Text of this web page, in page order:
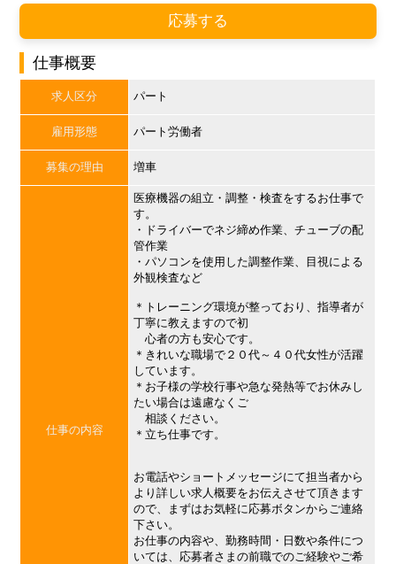
応募する
仕事概要
求人区分 パート
雇用形態 パート労働者
募集の理由 増車
仕事の内容
医療機器の組立・調整・検査をするお仕事で
す。
・ドライバーでネジ締め作業、チューブの配
管作業
・パソコンを使用した調整作業、目視による
外観検査など
＊トレーニング環境が整っており、指導者が
丁寧に教えますので初
心者の方も安心です。
＊きれいな職場で２０代～４０代女性が活躍
しています。
＊お子様の学校行事や急な発熱等でお休みし
たい場合は遠慮なくご
相談ください。
＊立ち仕事です。
お電話やショートメッセージにて担当者から
より詳しい求人概要をお伝えさせて頂きます
ので、まずはお気軽に応募ボタンからご連絡
下さい。
お仕事の内容や、勤務時間・日数や条件につ
いては、応募者さまの前職でのご経験やご希